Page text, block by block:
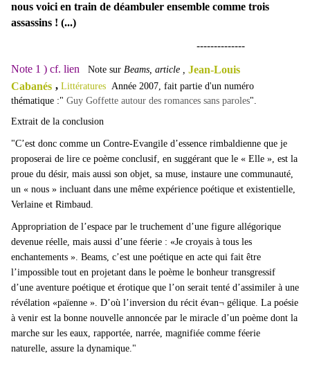
nous voici en train de déambuler ensemble comme trois
assassins ! (...)
--------------
Note 1 ) cf. lien Note sur Beams, article , Jean-Louis
Cabanés , Littératures Année 2007, fait partie d'un numéro
thématique :" Guy Goffette autour des romances sans paroles".
Extrait de la conclusion
"C’est donc comme un Contre-Evangile d’essence rimbaldienne que je
proposerai de lire ce poème conclusif, en suggérant que le « Elle », est la
proue du désir, mais aussi son objet, sa muse, instaure une communauté,
un « nous » incluant dans une même expérience poétique et existentielle,
Verlaine et Rimbaud.
Appropriation de l’espace par le truchement d’une figure allégorique
devenue réelle, mais aussi d’une féerie : «Je croyais à tous les
enchantements ». Beams, c’est une poétique en acte qui fait être
l’impossible tout en projetant dans le poème le bonheur transgressif
d’une aventure poétique et érotique que l’on serait tenté d’assimiler à une
révélation «païenne ». D’où l’inversion du récit évan¬ gélique. La poésie
à venir est la bonne nouvelle annoncée par le miracle d’un poème dont la
marche sur les eaux, rapportée, narrée, magnifiée comme féerie
naturelle, assure la dynamique."